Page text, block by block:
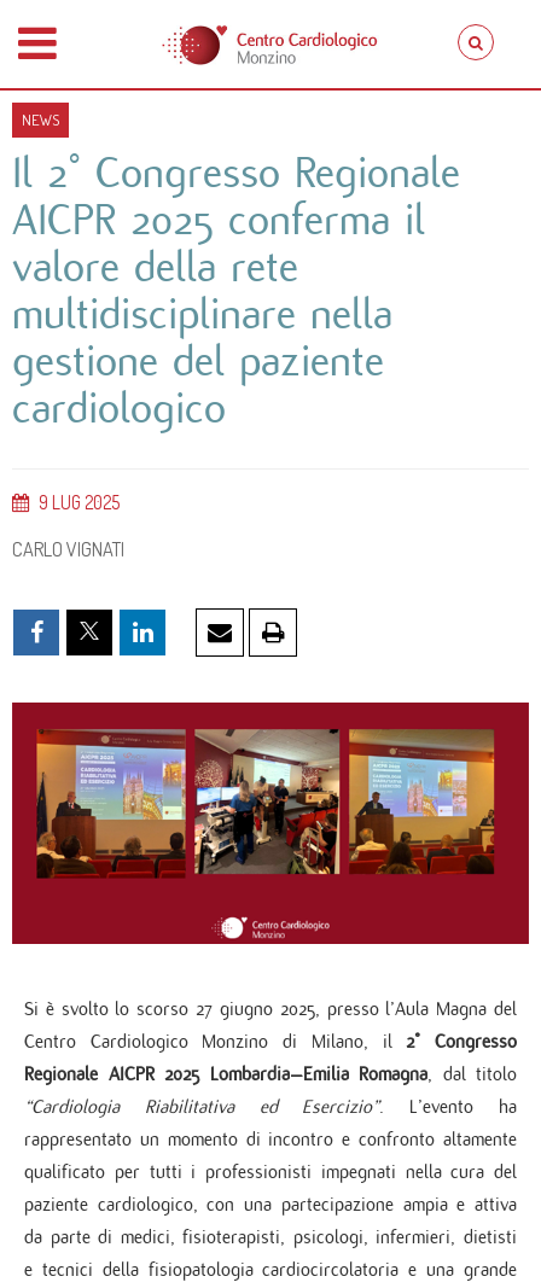
NEWS
Il 2° Congresso Regionale
AICPR 2025 conferma il
valore della rete
multidisciplinare nella
gestione del paziente
cardiologico
9 LUG 2025
CARLO VIGNATI
Si è svolto lo scorso 27 giugno 2025, presso l’Aula Magna del
Centro Cardiologico Monzino di Milano, il2° Congresso
Regionale AICPR 2025 Lombardia–Emilia Romagna , dal titolo
“Cardiologia Riabilitativa ed Esercizio”. L’evento ha
rappresentato un momento di incontro e confronto altamente
qualificato per tutti i professionisti impegnati nella cura del
paziente cardiologico, con una partecipazione ampia e attiva
da parte di medici, fisioterapisti, psicologi, infermieri, dietisti
e tecnici della fisiopatologia cardiocircolatoria e una grande